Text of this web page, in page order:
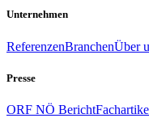
Unternehmen
ReferenzenBranchenÜber
Presse
ORF NÖ Bericht